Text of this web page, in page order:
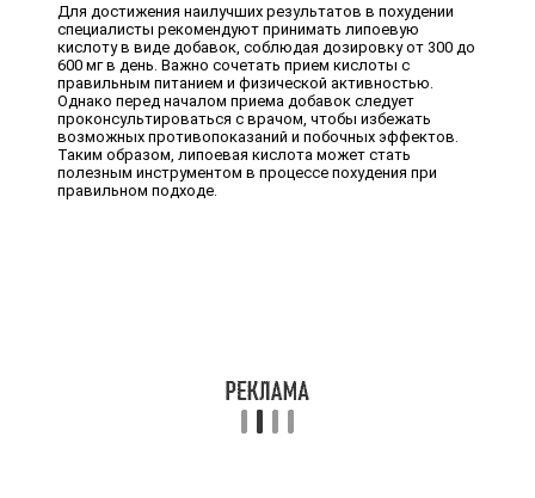
Для достижения наилучших результатов в похудении
специалисты рекомендуют принимать липоевую
кислоту в виде добавок, соблюдая дозировку от 300 до
600 мг в день. Важно сочетать прием кислоты с
правильным питанием и физической активностью.
Однако перед началом приема добавок следует
проконсультироваться с врачом, чтобы избежать
возможных противопоказаний и побочных эффектов.
Таким образом, липоевая кислота может стать
полезным инструментом в процессе похудения при
правильном подходе.